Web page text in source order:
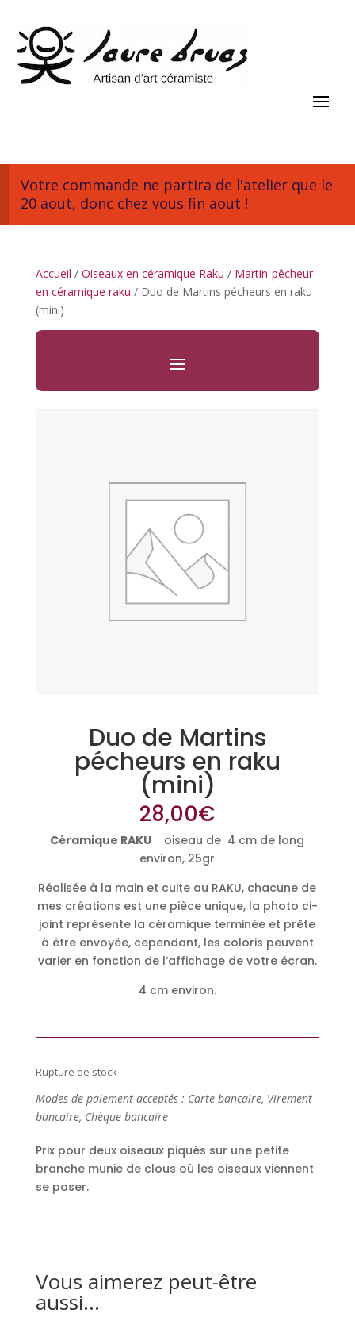
Votre commande ne partira de l'atelier que le
20 aout, donc chez vous fin aout !
Accueil / Oiseaux en céramique Raku / Martin-pêcheur
en céramique raku / Duo de Martins pécheurs en raku
(mini)
Duo de Martins
pécheurs en raku
(mini)
28,00€
Céramique RAKU oiseau de 4 cm de long
environ, 25gr
Réalisée à la main et cuite au RAKU, chacune de
mes créations est une pièce unique, la photo ci-
joint représente la céramique terminée et prête
à être envoyée, cependant, les coloris peuvent
varier en fonction de l’affichage de votre écran.
4 cm environ.
Rupture de stock
Modes de paiement acceptés : Carte bancaire, Virement
bancaire, Chèque bancaire
Prix pour deux oiseaux piqués sur une petite
branche munie de clous où les oiseaux viennent
se poser.
Vous aimerez peut-être
aussi…